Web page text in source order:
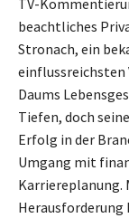
TV-
beachtliches
Stronach, ein
einflussreichsten
Daums
Tiefen, doch
Erfolg in der
Umgang mit
Karriereplanung.